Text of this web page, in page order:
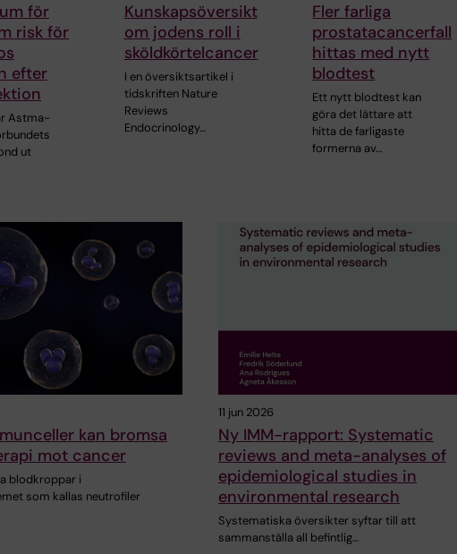
för
risk för
efter
Astma-
ut
Kunskapsöversikt
om jodens roll i
sköldkörtelcancer
I en översiktsartikel i
tidskriften Nature
Reviews
Endocrinology…
Fler farliga
prostatacancerfall
hittas med nytt
blodtest
Ett nytt blodtest kan
göra det lättare att
hitta de farligaste
formerna av…
kan bromsa
mot cancer
blodkroppar i
som kallas neutrofiler
11 jun 2026
Ny IMM-rapport: Systematic
reviews and meta-analyses of
epidemiological studies in
environmental research
Systematiska översikter syftar till att
sammanställa all befintlig…